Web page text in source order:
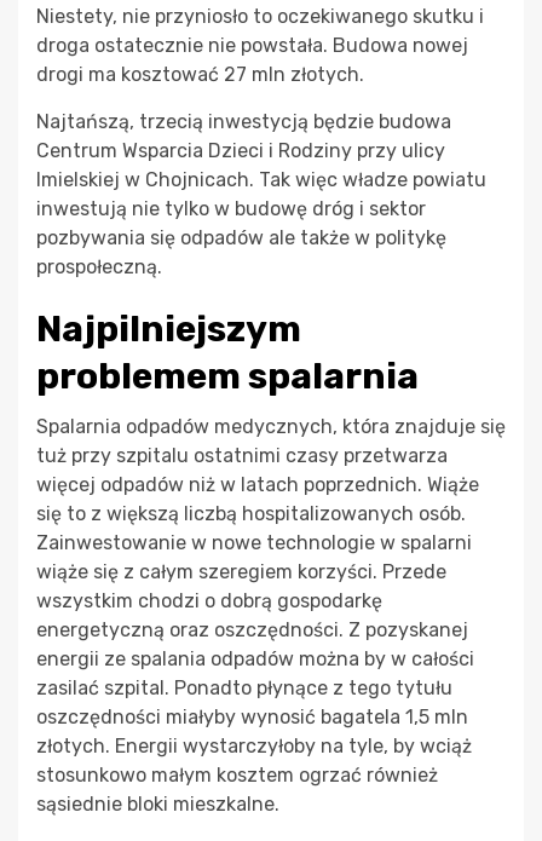
Niestety, nie przyniosło to oczekiwanego skutku i
droga ostatecznie nie powstała. Budowa nowej
drogi ma kosztować 27 mln złotych.
Najtańszą, trzecią inwestycją będzie budowa
Centrum Wsparcia Dzieci i Rodziny przy ulicy
Imielskiej w Chojnicach. Tak więc władze powiatu
inwestują nie tylko w budowę dróg i sektor
pozbywania się odpadów ale także w politykę
prospołeczną.
Najpilniejszym
problemem spalarnia
Spalarnia odpadów medycznych, która znajduje się
tuż przy szpitalu ostatnimi czasy przetwarza
więcej odpadów niż w latach poprzednich. Wiąże
się to z większą liczbą hospitalizowanych osób.
Zainwestowanie w nowe technologie w spalarni
wiąże się z całym szeregiem korzyści. Przede
wszystkim chodzi o dobrą gospodarkę
energetyczną oraz oszczędności. Z pozyskanej
energii ze spalania odpadów można by w całości
zasilać szpital. Ponadto płynące z tego tytułu
oszczędności miałyby wynosić bagatela 1,5 mln
złotych. Energii wystarczyłoby na tyle, by wciąż
stosunkowo małym kosztem ogrzać również
sąsiednie bloki mieszkalne.